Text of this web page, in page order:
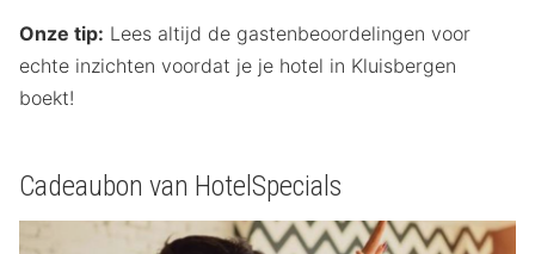
Onze tip: Lees altijd de gastenbeoordelingen voor
echte inzichten voordat je je hotel in Kluisbergen
boekt!
Cadeaubon van HotelSpecials